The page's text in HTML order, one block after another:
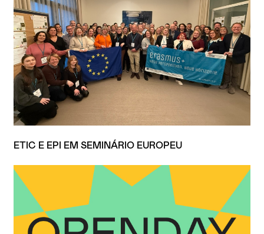
ETIC E EPI EM SEMINÁRIO EUROPEU